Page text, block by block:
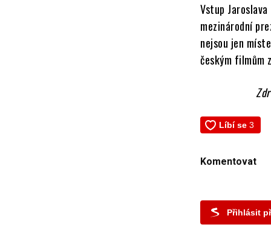
Vstup
mezinárodní
nejsou jen
českým filmům
Komentovat
Přihlásit